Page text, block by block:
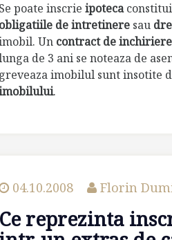
Se poate inscrie ipoteca
obligatiile de intretinere sau
Un contract de inchiriere
de 3 ani se noteaza de
greveaza imobilul sunt insotite
.
04.10.2008 Florin
Ce reprezinta